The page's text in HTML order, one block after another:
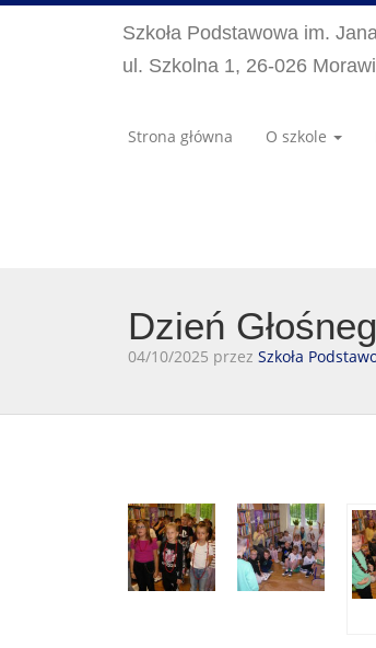
Szkoła Podstawowa im.
ul. Szkolna 1, 26-026
Strona główna O szkole
Dzień
04/10/2025 przez Szkoła